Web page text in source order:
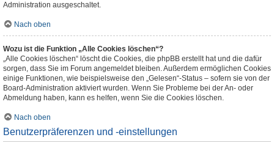
Administration ausgeschaltet.
Nach oben
Wozu ist die Funktion „Alle Cookies löschen“?
„Alle Cookies löschen“ löscht die Cookies, die phpBB erstellt hat und die dafür
sorgen, dass Sie im Forum angemeldet bleiben. Außerdem ermöglichen Cookies
einige Funktionen, wie beispielsweise den „Gelesen“-Status – sofern sie von der
Board-Administration aktiviert wurden. Wenn Sie Probleme bei der An- oder
Abmeldung haben, kann es helfen, wenn Sie die Cookies löschen.
Nach oben
Benutzerpräferenzen und -einstellungen